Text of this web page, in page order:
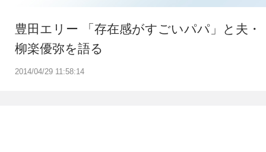
2014/04/29 11:58:14
豊田エリー 「存在感がすごいパパ」と夫・
柳楽優弥を語る